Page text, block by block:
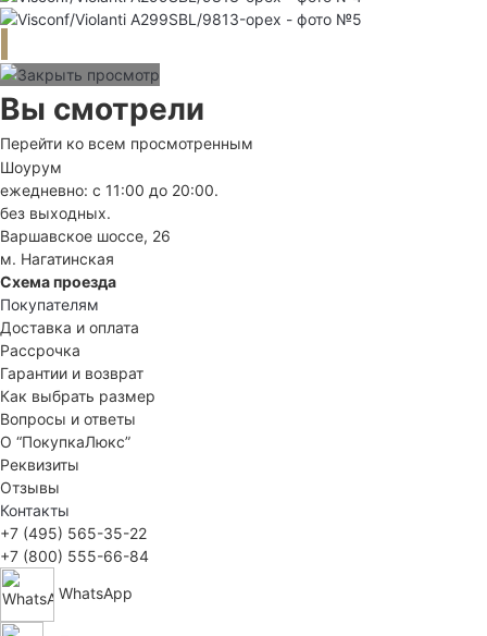
Вы смотрели
Перейти ко всем просмотренным
Шоурум
ежедневно: с 11:00 до 20:00.
без выходных.
Варшавское шоссе, 26
м. Нагатинская
Схема проезда
Покупателям
Доставка и оплата
Рассрочка
Гарантии и возврат
Как выбрать размер
Вопросы и ответы
О “ПокупкаЛюкс”
Реквизиты
Отзывы
Контакты
+7 (495) 565-35-22
+7 (800) 555-66-84
WhatsApp